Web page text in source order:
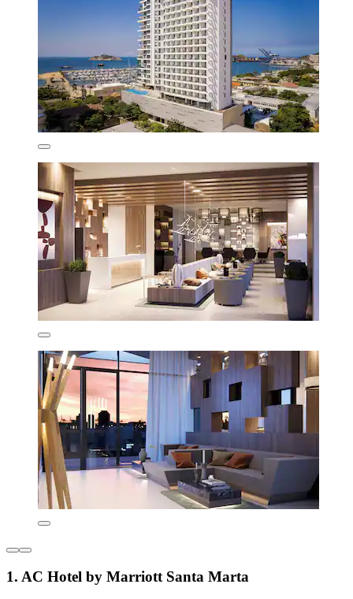
1. AC Hotel by Marriott Santa Marta